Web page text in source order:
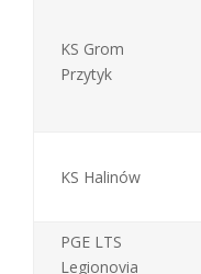
KS Grom
Przytyk
KS Halinów
PGE LTS
Legionovia